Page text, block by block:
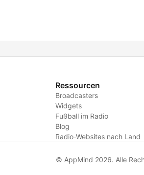
Ressourcen
Broadcasters
Widgets
Fußball im Radio
Blog
Radio-Websites nach Land
© AppMind 2026. Alle